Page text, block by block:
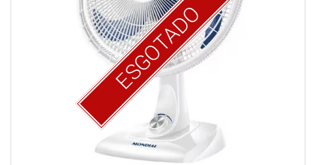
ESGOTADO